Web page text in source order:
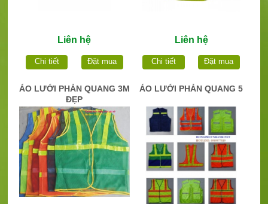
Liên hệ
Chi tiết Đặt mua
Liên hệ
Chi tiết Đặt mua
ÁO LƯỚI PHẢN QUANG 3M
ĐẸP
ÁO LƯỚI PHẢN QUANG 5